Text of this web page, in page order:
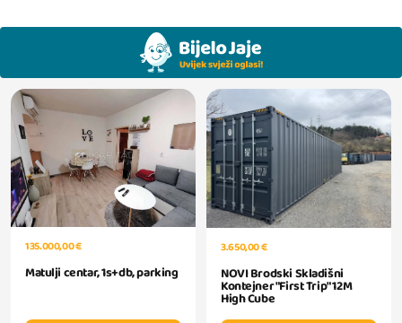
135.000,00 €
Matulji centar, 1s+db, parking
3.650,00 €
NOVI Brodski Skladišni
Kontejner "First Trip" 12M
High Cube